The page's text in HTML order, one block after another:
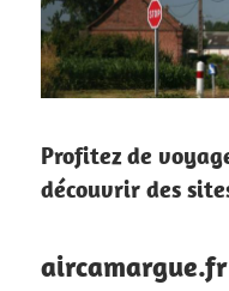
Profitez de
découvrir des
aircamargue.fr